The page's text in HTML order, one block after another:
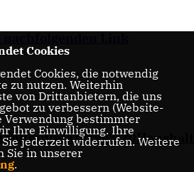
file/
Cookies
Cookies, die notwendig
zu nutzen. Weiterhin
von Drittanbietern, die uns
zu verbessern (Website-
Verwendung bestimmter
Ihre Einwilligung. Ihre
jederzeit widerrufen. Weitere
Sie in unserer
.